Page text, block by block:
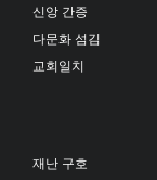
신앙 간증
다문화 섬김
교회일치
재난 구호